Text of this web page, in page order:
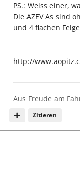
PS.: Weiss einer,
Die AZEV As sind
und 4 flachen
http://
Zitieren
Aus Freude am